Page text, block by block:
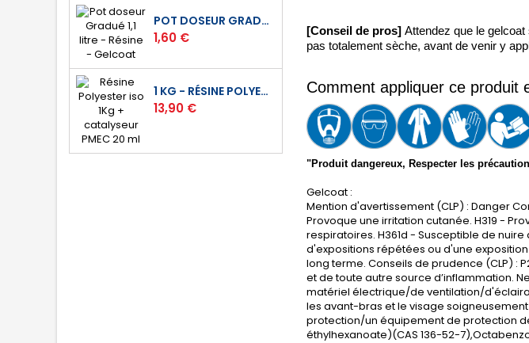
POT DOSEUR GRADUÉ 1,1 LITRE - RÉSINE - GELCOAT
Prix
1,60 €
1 KG - RÉSINE POLYESTER ISO DE STRATIFICATION
Prix
13,90 €
[Conseil de pros] Attendez que le gelcoat
pas totalement sèche, avant de venir y
Comment appliquer ce produit
"Produit dangereux, Respecter les
Gelcoat :
Mention d'avertissement (CLP) : Danger
Provoque une irritation cutanée. H319 -
respiratoires. H361d - Susceptible de
d'expositions répétées ou d'une
long terme. Conseils de prudence (CLP) :
et de toute autre source d’inflammation.
matériel électrique/de ventilation/
les avant-bras et le visage
protection/un équipement de protection
éthylhexanoate)(CAS 136-52-